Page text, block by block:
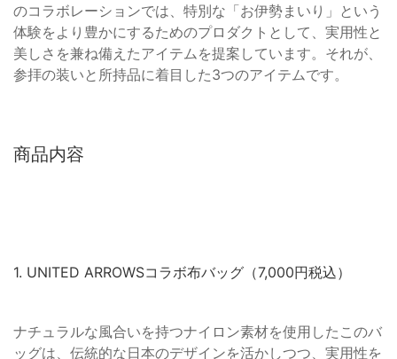
のコラボレーションでは、特別な「お伊勢まいり」という
体験をより豊かにするためのプロダクトとして、実用性と
美しさを兼ね備えたアイテムを提案しています。それが、
参拝の装いと所持品に着目した3つのアイテムです。
商品内容
1. UNITED ARROWSコラボ布バッグ（7,000円税込）
ナチュラルな風合いを持つナイロン素材を使用したこのバ
ッグは、伝統的な日本のデザインを活かしつつ、実用性を